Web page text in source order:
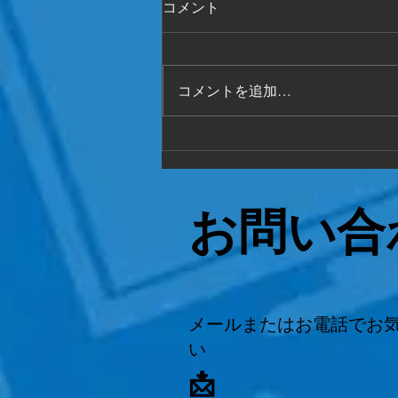
空き家整理 全く片付けてない状
コメント
コメントを追加…
お問い
メールまたはお電話でお
い
📩